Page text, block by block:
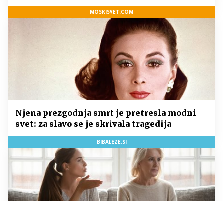
MOSKISVET.COM
Njena prezgodnja smrt je pretresla modni
svet: za slavo se je skrivala tragedija
BIBALEZE.SI